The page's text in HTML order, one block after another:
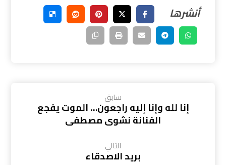
سابق
إنا لله وإنا إليه راجعون… الموت يفجع
الفنانة نشوى مصطفى
التالي
بريد الاصدقاء